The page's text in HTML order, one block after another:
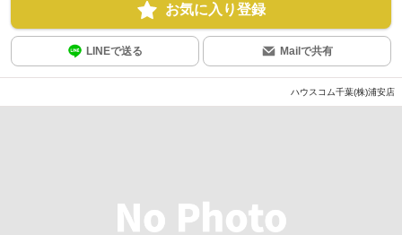
お気に入り登録
LINEで送る Mailで共有
ハウスコム千葉(株)浦安店